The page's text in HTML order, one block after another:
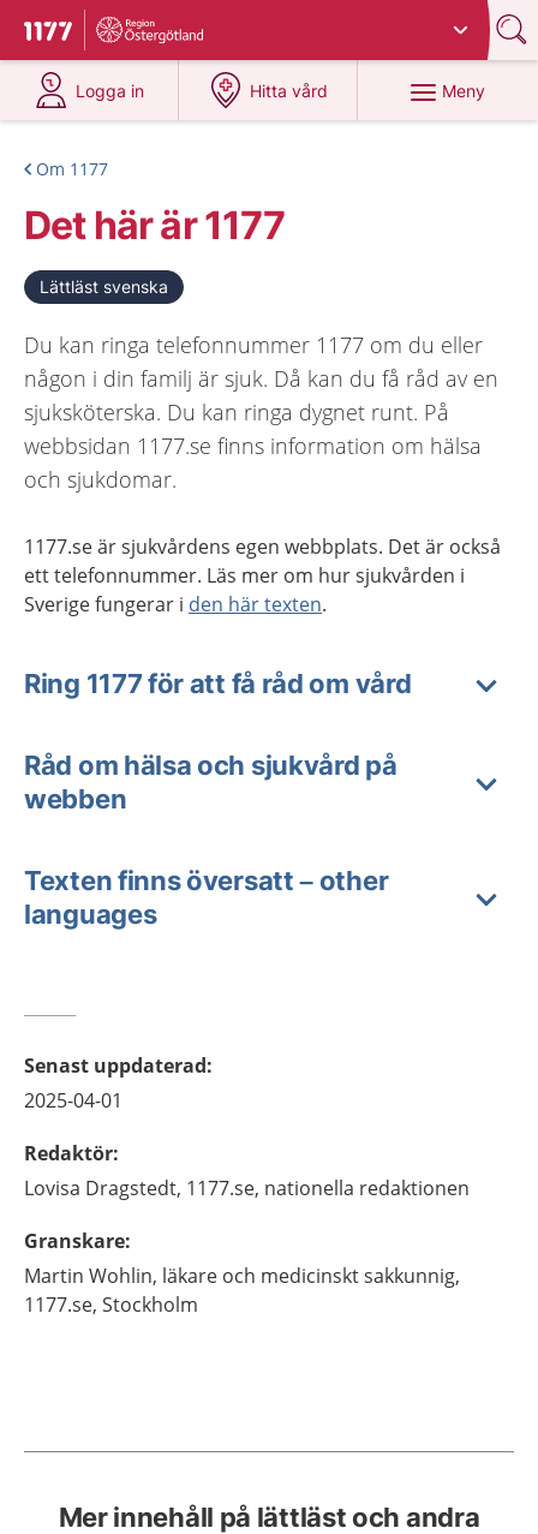
Till startsidan för 1177
Du har valt region
Logga in
på 1177.se
Hitta vård
på 1177.se
Meny
Om 1177
Det här är 1177
Lättläst svenska
Du kan ringa telefonnummer 1177 om du eller
någon i din familj är sjuk. Då kan du få råd av en
sjuksköterska. Du kan ringa dygnet runt. På
webbsidan 1177.se finns information om hälsa
och sjukdomar.
1177.se är sjukvårdens egen webbplats. Det är också
ett telefonnummer. Läs mer om hur sjukvården i
Sverige fungerar i den här texten.
Ring 1177 för att få råd om vård
Råd om hälsa och sjukvård på
webben
Texten finns översatt – other
languages
Senast uppdaterad:
2025-04-01
Redaktör:
Lovisa Dragstedt, 1177.se, nationella redaktionen
Granskare:
Martin Wohlin, läkare och medicinskt sakkunnig,
1177.se, Stockholm
Mer innehåll på lättläst och andra